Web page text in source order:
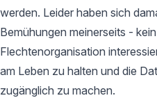
werden. Leider haben sich
Bemühungen meinerseits -
Flechtenorganisation
am Leben zu halten und die
zugänglich zu machen.